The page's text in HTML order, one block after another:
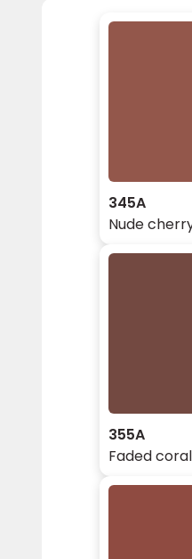
345A
Nude
355A
Faded coral